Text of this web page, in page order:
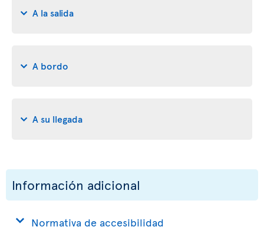
A la salida
A bordo
A su llegada
Información adicional
Normativa de accesibilidad